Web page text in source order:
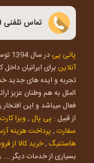
تماس تلفنی (10 صبح تا 12
پانی پی در سال 1394 توسط تیمی جوان و خلاق در جهت توسعه
آنلاین برای ایرانیان
تجربه و ایده های جدید
الملل به هم وطنان عزیز
فعال میباشد و این
از قبیل : پی پال , ویزا کارت
سفارت , پرداخت هزینه
هاستنیگ ,خرید کالا از
بسیاری از خدمات دیگر